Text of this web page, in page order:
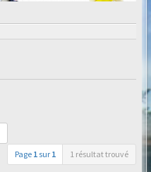
Page 1 sur 1 1 résultat trouvé